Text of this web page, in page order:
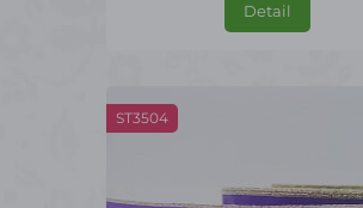
Detail
ST3504